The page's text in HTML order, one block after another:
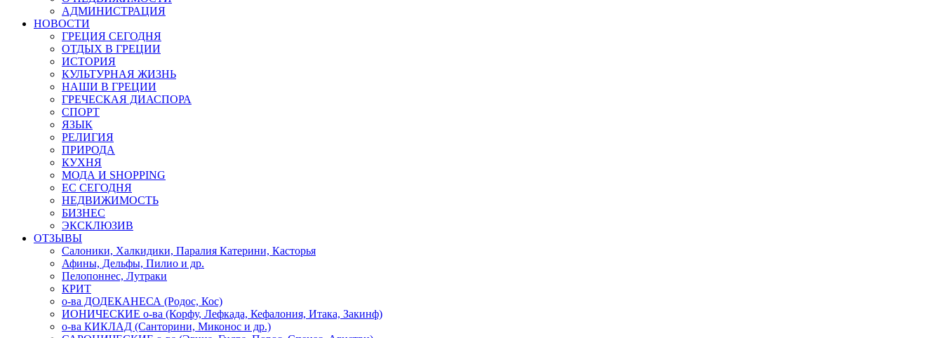
АДМИНИСТРАЦИЯ
НОВОСТИ
ГРЕЦИЯ СЕГОДНЯ
ОТДЫХ В ГРЕЦИИ
ИСТОРИЯ
КУЛЬТУРНАЯ ЖИЗНЬ
НАШИ В ГРЕЦИИ
ГРЕЧЕСКАЯ ДИАСПОРА
СПОРТ
ЯЗЫК
РЕЛИГИЯ
ПРИРОДА
КУХНЯ
МОДА И SHOPPING
ЕС СЕГОДНЯ
НЕДВИЖИМОСТЬ
БИЗНЕС
ЭКСКЛЮЗИВ
ОТЗЫВЫ
Салоники, Халкидики, Паралия Катерини, Касторья
Афины, Дельфы, Пилио и др.
Пелопоннес, Лутраки
КРИТ
о-ва ДОДЕКАНЕСА (Родос, Кос)
ИОНИЧЕСКИЕ о-ва (Корфу, Лефкада, Кефалония, Итака, Закинф)
о-ва КИКЛАД (Санторини, Миконос и др.)